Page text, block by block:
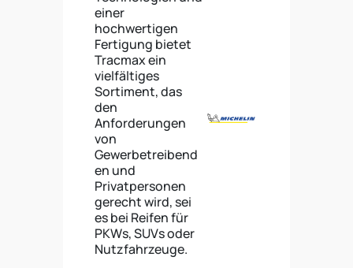
einer
hochwertigen
Fertigung bietet
Tracmax ein
vielfältiges
Sortiment, das
den
Anforderungen
von
Gewerbetreibend
en und
Privatpersonen
gerecht wird, sei
es bei Reifen für
PKWs, SUVs oder
Nutzfahrzeuge.